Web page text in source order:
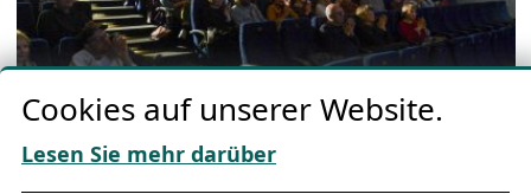
Cookies auf unserer Website.
Lesen Sie mehr darüber